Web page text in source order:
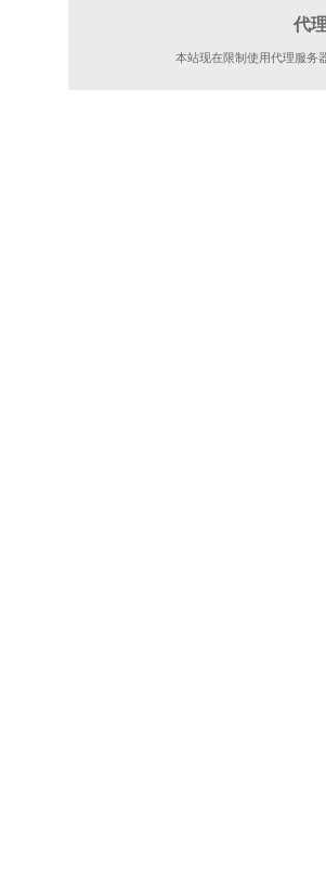
代
本站现在限制使用代理服务